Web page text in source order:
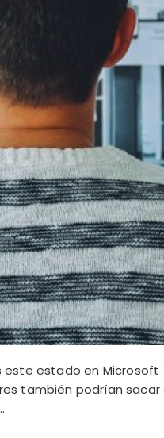
estado en
también podrían